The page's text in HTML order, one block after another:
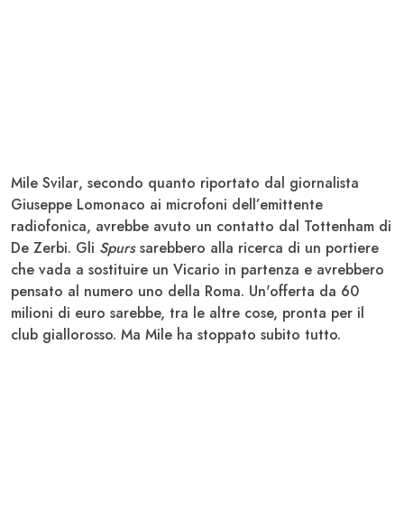
Mile Svilar, secondo quanto riportato dal giornalista
Giuseppe Lomonaco ai microfoni dell’emittente
radiofonica, avrebbe avuto un contatto dal Tottenham di
De Zerbi. Gli Spurssarebbero alla ricerca di un portiere
che vada a sostituire un Vicario in partenza e avrebbero
pensato al numero uno della Roma. Un'offerta da 60
milioni di euro sarebbe, tra le altre cose, pronta per il
club giallorosso. Ma Mile ha stoppato subito tutto.